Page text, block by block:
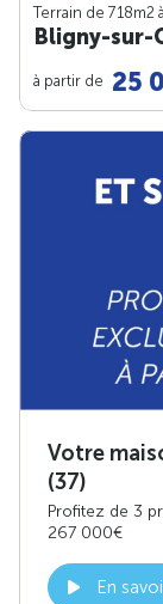
Terrain de 718m2 à
Bligny-sur-
à partir de 25
Votre
(37)
Profitez de 3
267 000€
En